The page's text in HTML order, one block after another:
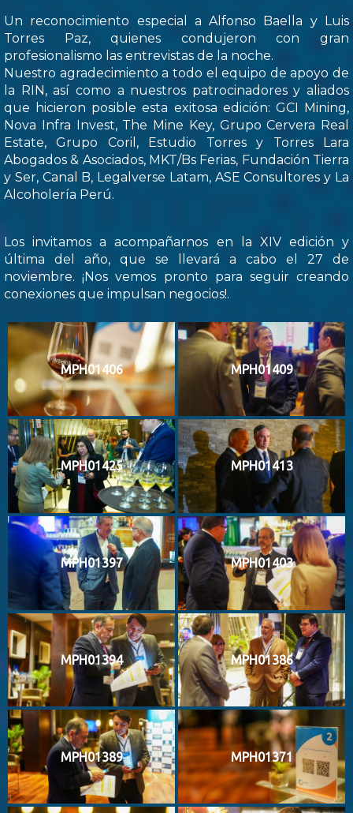
Un reconocimiento especial a Alfonso Baella y Luis
Torres Paz, quienes condujeron con gran
profesionalismo las entrevistas de la noche.
Nuestro agradecimiento a todo el equipo de apoyo de
la RIN, así como a nuestros patrocinadores y aliados
que hicieron posible esta exitosa edición: GCI Mining,
Nova Infra Invest, The Mine Key, Grupo Cervera Real
Estate, Grupo Coril, Estudio Torres y Torres Lara
Abogados & Asociados, MKT/Bs Ferias, Fundación Tierra
y Ser, Canal B, Legalverse Latam, ASE Consultores y La
Alcoholería Perú.
Los invitamos a acompañarnos en la XIV edición y
última del año, que se llevará a cabo el 27 de
noviembre. ¡Nos vemos pronto para seguir creando
conexiones que impulsan negocios!.
MPH01406 MPH01409
MPH01425 MPH01413
MPH01397 MPH01403
MPH01394 MPH01386
MPH01389 MPH01371